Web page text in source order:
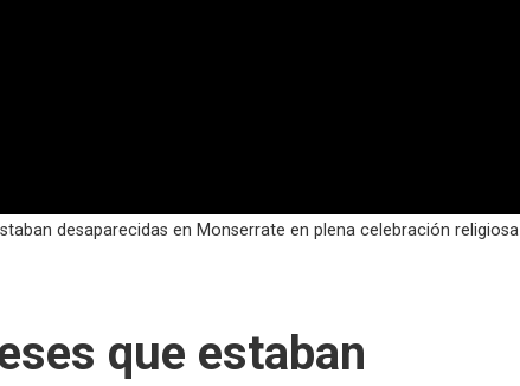
desaparecidas en Monserrate en plena celebración religiosa
que estaban